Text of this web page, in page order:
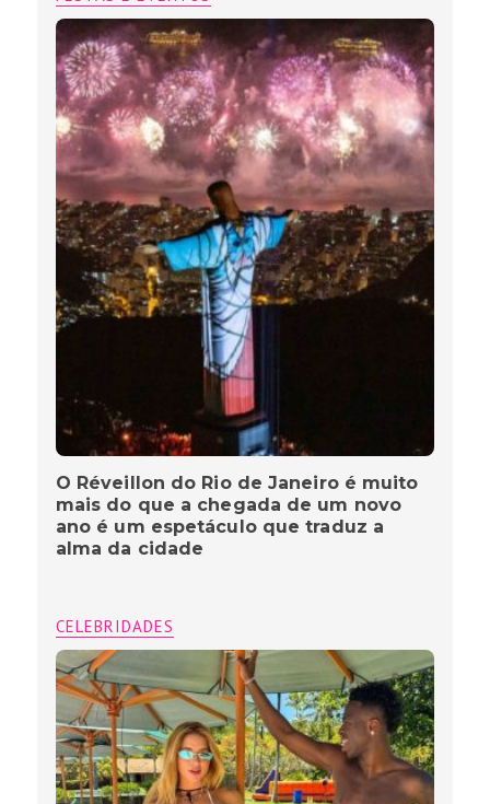
O Réveillon do Rio de Janeiro é muito
mais do que a chegada de um novo
ano é um espetáculo que traduz a
alma da cidade
CELEBRIDADES